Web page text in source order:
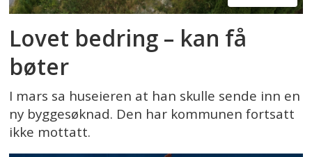
Lovet bedring – kan få
bøter
I mars sa huseieren at han skulle sende inn en
ny byggesøknad. Den har kommunen fortsatt
ikke mottatt.